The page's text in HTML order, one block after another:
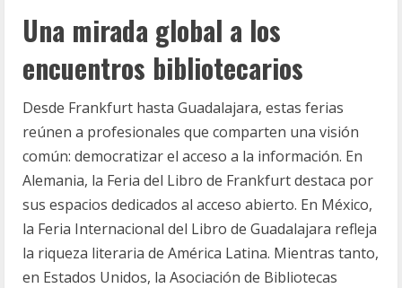
Una mirada global a los
encuentros bibliotecarios
Desde Frankfurt hasta Guadalajara, estas ferias
reúnen a profesionales que comparten una visión
común: democratizar el acceso a la información. En
Alemania, la Feria del Libro de Frankfurt destaca por
sus espacios dedicados al acceso abierto. En México,
la Feria Internacional del Libro de Guadalajara refleja
la riqueza literaria de América Latina. Mientras tanto,
en Estados Unidos, la Asociación de Bibliotecas